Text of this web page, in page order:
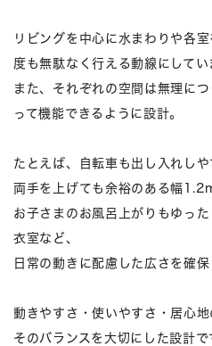
リビングを中心に水まわりや各
度も無駄なく行える動線にしてい
また、それぞれの空間は無理に
って機能できるように設計。
たとえば、自転車も出し入れしや
両手を上げても余裕のある幅
お子さまのお風呂上がりもゆっ
衣室など、
日常の動きに配慮した広さを確保
動きやすさ・使いやすさ・居心地
そのバランスを大切にした設計で